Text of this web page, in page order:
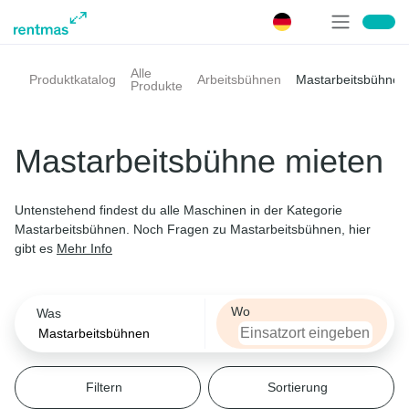
Produktkatalog
Alle
Produkte
Arbeitsbühnen Mastarbeitsbühnen
Mastarbeitsbühne mieten
Untenstehend findest du alle Maschinen in der Kategorie
Mastarbeitsbühnen. Noch Fragen zu Mastarbeitsbühnen, hier
gibt es Mehr Info
Was Wo
Arbeitsbühnen
Stapler | Lagertechnik
Filtern Sortierung
Filtern
Antrieb
Filtern Antrieb
Antrieb
Diesel
Hybrid
Arbeitshöhe
Filtern Arbeitshöhe
Arbeitshöhe
AWD
Eigengewicht
Filtern Eigengewicht
Eigengewicht
Filtern Transportbreite
Transportbreite
Filtern Nutzlast
Nutzlast
Filtern Marke
Marke
Manitou
CTE
Sortieren nach
Relevanz
Preis